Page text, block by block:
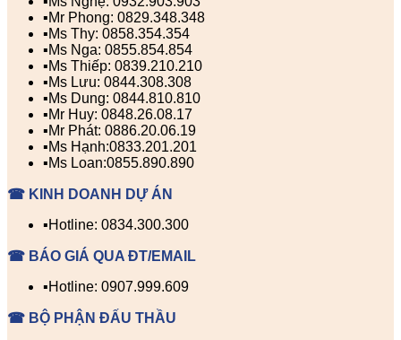
▪️Mr Phong: 0829.348.348
▪️Ms Thy: 0858.354.354
▪️Ms Nga: 0855.854.854
▪️Ms Thiếp: 0839.210.210
▪️Ms Lưu: 0844.308.308
▪️Ms Dung: 0844.810.810
▪️Mr Huy: 0848.26.08.17
▪️Mr Phát: 0886.20.06.19
▪️Ms Hạnh:0833.201.201
▪️Ms Loan:0855.890.890
☎ KINH DOANH DỰ ÁN
▪️Hotline: 0834.300.300
☎ BÁO GIÁ QUA ĐT/EMAIL
▪️Hotline: 0907.999.609
☎ BỘ PHẬN ĐẤU THẦU